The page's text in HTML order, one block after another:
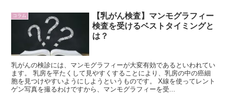
コラム
【乳がん検査】マンモグラフィー
検査を受けるベストタイミングと
は？
乳がんの検診には、マンモグラフィーが大変有効であるといわれてい
ます。 乳房を平たくして見やすくすることにより、乳房の中の癌細
胞を見つけやすいようにしようというものです。 X線を使ってレント
ゲン写真を撮るわけですから、マンモグラフィーを受...